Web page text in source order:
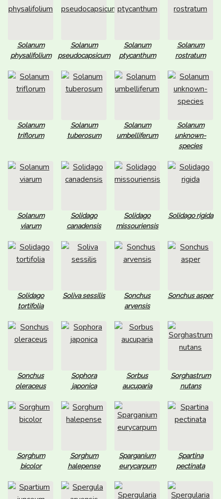
Solanum
physalifolium
Solanum
pseudocapsicum
Solanum
ptycanthum
Solanum
rostratum
Solanum
triflorum
Solanum
tuberosum
Solanum
umbelliferum
Solanum
unknown-
species
Solanum
viarum
Solidago
canadensis
Solidago
missouriensis
Solidago rigida
Solidago
tortifolia
Soliva sessilis
Sonchus
arvensis
Sonchus asper
Sonchus
oleraceus
Sophora
japonica
Sorbus
aucuparia
Sorghastrum
nutans
Sorghum
bicolor
Sorghum
halepense
Sparganium
eurycarpum
Spartina
pectinata